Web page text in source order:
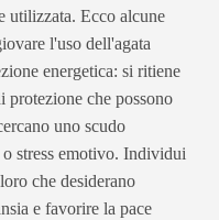
utilizzata. Ecco alcune
l'uso dell'agata
energetica: si ritiene
protezione che possono
uno scudo
stress emotivo. Individui
che desiderano
e favorire la pace